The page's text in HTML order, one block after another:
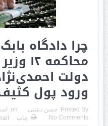
چرا دادگاه
دولت
ورود پول‌
Posted By: حسن دشتی on:
No Comments
چاپ